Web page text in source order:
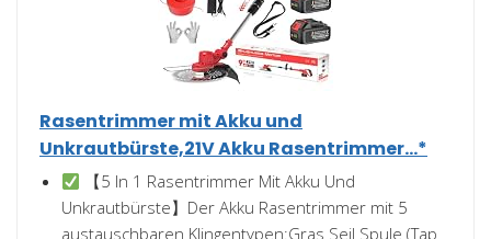
Rasentrimmer mit Akku und
Unkrautbürste,21V Akku Rasentrimmer...*
【5 In 1 Rasentrimmer Mit Akku Und
Unkrautbürste】Der Akku Rasentrimmer mit 5
austauschbaren Klingentypen:Gras Seil Spule (Tap